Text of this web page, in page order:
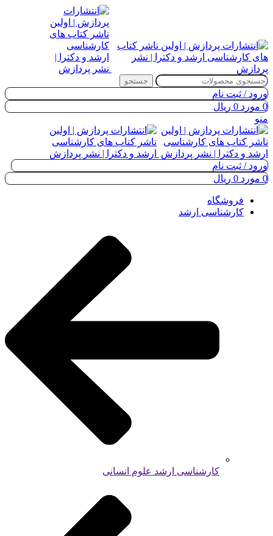
جستجو
ورود / ثبت نام
0 مورد 0 ریال
منو
ورود / ثبت نام
0 مورد 0 ریال
فروشگاه
کارشناسی ارشد
کارشناسی ارشد علوم انسانی